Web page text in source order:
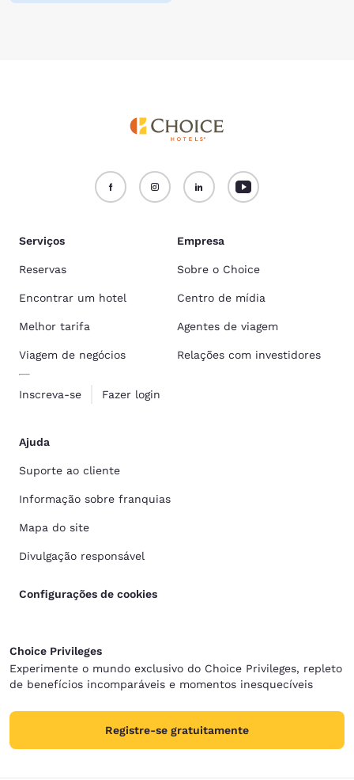
Serviços
Reservas
Encontrar um hotel
Melhor tarifa
Viagem de negócios
Inscreva-se Fazer login
Empresa
Sobre o Choice
Centro de mídia
Agentes de viagem
Relações com investidores
Ajuda
Suporte ao cliente
Informação sobre franquias
Mapa do site
Divulgação responsável
Configurações de cookies
Choice Privileges
Experimente o mundo exclusivo do Choice Privileges, repleto
de benefícios incomparáveis e momentos inesquecíveis
Registre-se gratuitamente